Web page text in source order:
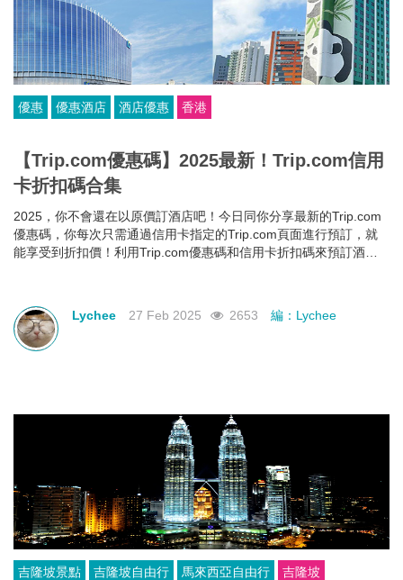
優惠 優惠酒店 酒店優惠 香港
【Trip.com優惠碼】2025最新！Trip.com信用
卡折扣碼合集
2025，你不會還在以原價訂酒店吧！今日同你分享最新的Trip.com
優惠碼，你每次只需通過信用卡指定的Trip.com頁面進行預訂，就
能享受到折扣價！利用Trip.com優惠碼和信用卡折扣碼來預訂酒
Lychee 27 Feb 2025 2653 編：Lychee
吉隆坡景點 吉隆坡自由行 馬來西亞自由行 吉隆坡